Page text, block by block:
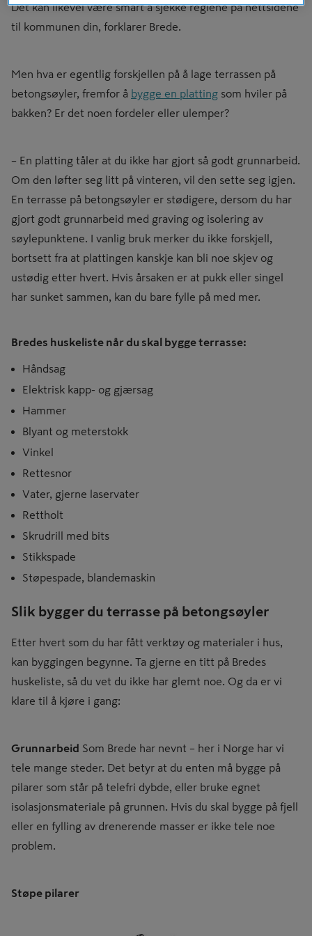
Det kan likevel være smart å sjekke reglene på nettsidene
til kommunen din, forklarer Brede.
Men hva er egentlig forskjellen på å lage terrassen på
betongsøyler, fremfor å bygge en platting som hviler på
bakken? Er det noen fordeler eller ulemper?
– En platting tåler at du ikke har gjort så godt grunnarbeid.
Om den løfter seg litt på vinteren, vil den sette seg igjen.
En terrasse på betongsøyler er stødigere, dersom du har
gjort godt grunnarbeid med graving og isolering av
søylepunktene. I vanlig bruk merker du ikke forskjell,
bortsett fra at plattingen kanskje kan bli noe skjev og
ustødig etter hvert. Hvis årsaken er at pukk eller singel
har sunket sammen, kan du bare fylle på med mer.
Bredes huskeliste når du skal bygge terrasse:
Håndsag
Elektrisk kapp- og gjærsag
Hammer
Blyant og meterstokk
Vinkel
Rettesnor
Vater, gjerne laservater
Rettholt
Skrudrill med bits
Stikkspade
Støpespade, blandemaskin
Slik bygger du terrasse på betongsøyler
Etter hvert som du har fått verktøy og materialer i hus,
kan byggingen begynne. Ta gjerne en titt på Bredes
huskeliste, så du vet du ikke har glemt noe. Og da er vi
klare til å kjøre i gang:
Grunnarbeid Som Brede har nevnt – her i Norge har vi
tele mange steder. Det betyr at du enten må bygge på
pilarer som står på telefri dybde, eller bruke egnet
isolasjonsmateriale på grunnen. Hvis du skal bygge på fjell
eller en fylling av drenerende masser er ikke tele noe
problem.
Støpe pilarer